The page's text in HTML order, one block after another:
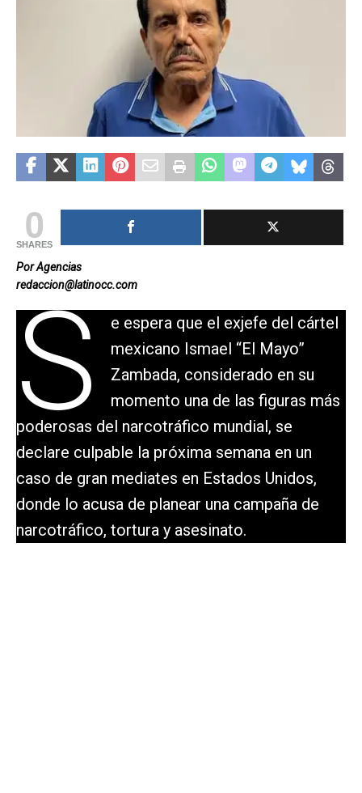
0
SHARES
Por Agencias
redaccion@latinocc.com
S
e espera que el exjefe del cártel
mexicano Ismael “El Mayo”
Zambada, considerado en su
momento una de las figuras más
poderosas del narcotráfico mundial, se
declare culpable la próxima semana en un
caso de gran mediates en Estados Unidos,
donde lo acusa de planear una campaña de
narcotráfico, tortura y asesinato.